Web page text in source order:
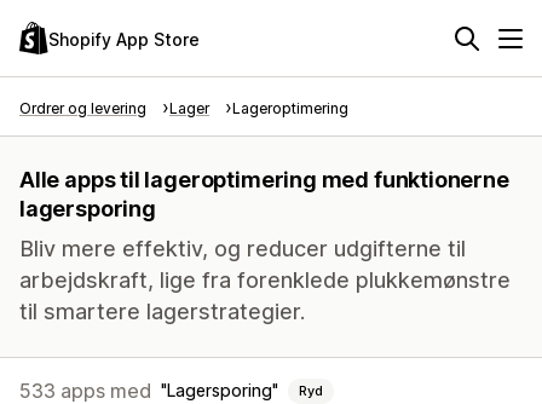
Shopify App Store
Ordrer og levering Lager Lageroptimering
Alle apps til lageroptimering med funktionerne
lagersporing
Bliv mere effektiv, og reducer udgifterne til
arbejdskraft, lige fra forenklede plukkemønstre
til smartere lagerstrategier.
533 apps med Lagersporing Ryd